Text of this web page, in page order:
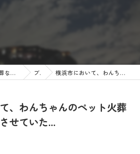
横須賀市のペット火葬なら訪問ペット火葬 ペットメモリアル神奈川 ブログ 横浜市において、わんちゃんのペット火葬のお手伝いをさせていた...
、わんちゃんのペット火葬
せていた...